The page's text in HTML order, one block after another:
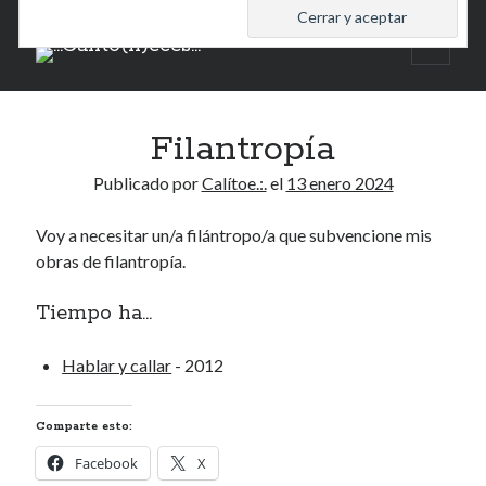
.:.Calito(h)eces.:.
abrir
menú
Barra
No compres, adopta
Tienen algo que decir:
Calítoe.:. en MI HÁMSTER
RenegibertaguenMI HÁMSTER
Filantropía
Publicado porCalítoe.:.el 13 enero 2024
Voy a necesitar un/a filántropo/a que subvencione mis
obras de filantropía.
Tiempo ha...
Hablar y callar - 2012
Comparte esto:
Facebook X